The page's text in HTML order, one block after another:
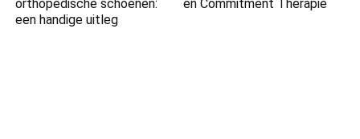
orthopedische schoenen:
een handige uitleg
en Commitment Therapie